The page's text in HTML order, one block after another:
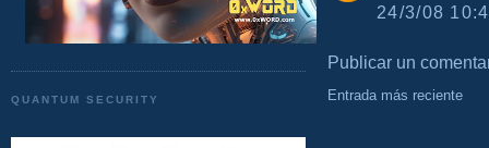
QUANTUM SECURITY
24/3/08
Publicar un
Entrada más reciente